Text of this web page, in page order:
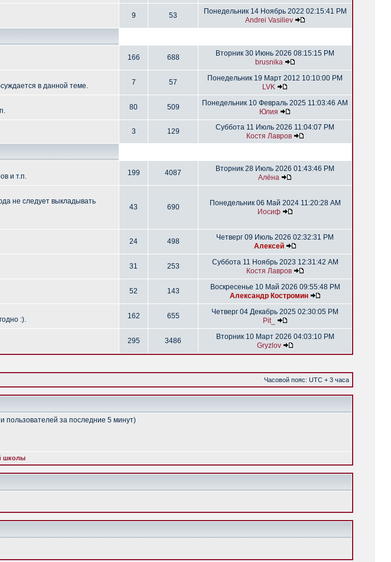
9 53
Понедельник 14 Ноябрь 2022 02:15:41 PM
Andrei Vasiliev
166 688
Вторник 30 Июнь 2026 08:15:15 PM
brusnika
в данной теме. 7 57
Понедельник 19 Март 2012 10:10:00 PM
LVK
80 509
Понедельник 10 Февраль 2025 11:03:46 AM
Юлия
3 129
Суббота 11 Июль 2026 11:04:07 PM
Костя Лавров
и т.п. 199 4087
Вторник 28 Июль 2026 01:43:46 PM
Алёна
не следует выкладывать
43 690
Понедельник 06 Май 2024 11:20:28 AM
Иосиф
24 498
Четверг 09 Июль 2026 02:32:31 PM
Алексей
31 253
Суббота 11 Ноябрь 2023 12:31:42 AM
Костя Лавров
52 143
Воскресенье 10 Май 2026 09:55:48 PM
Александр Костромин
:). 162 655
Четверг 04 Декабрь 2025 02:30:05 PM
Pit_
295 3486
Вторник 10 Март 2026 04:03:10 PM
Gryzlov
Часовой пояс: UTC + 3 часа
пользователей за последние 5 минут)
школы